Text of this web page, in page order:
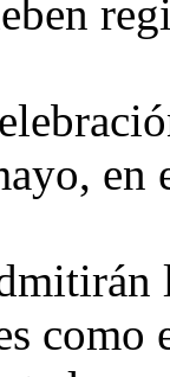
en
como